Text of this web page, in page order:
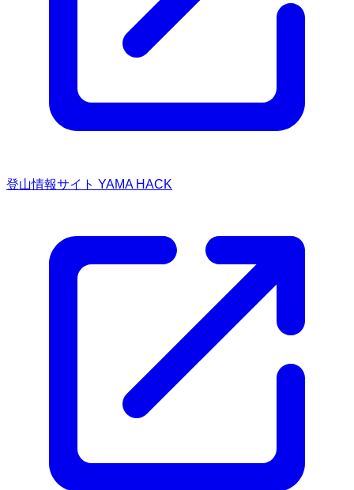
登山情報サイト YAMA HACK